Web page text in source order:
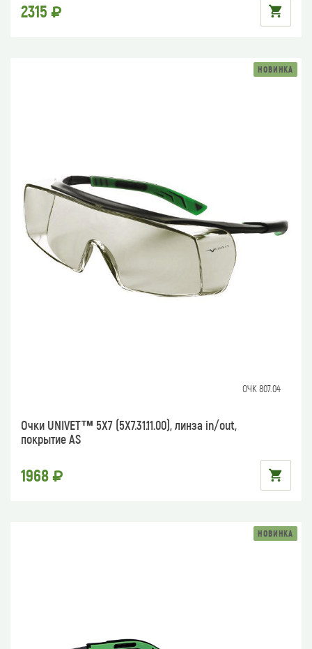
2315
НОВИНКА
ОЧК 807.04
Очки UNIVET™ 5Х7 (5X7.31.11.00), линза in/out,
покрытие AS
1968
НОВИНКА